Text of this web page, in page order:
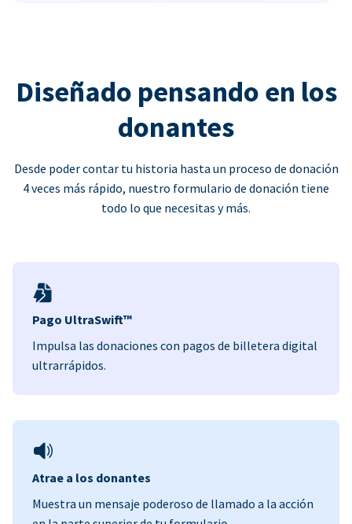
Diseñado pensando en los
donantes
Desde poder contar tu historia hasta un proceso de donación
4 veces más rápido, nuestro formulario de donación tiene
todo lo que necesitas y más.
Pago UltraSwift™
Impulsa las donaciones con pagos de billetera digital
ultrarrápidos.
Atrae a los donantes
Muestra un mensaje poderoso de llamado a la acción